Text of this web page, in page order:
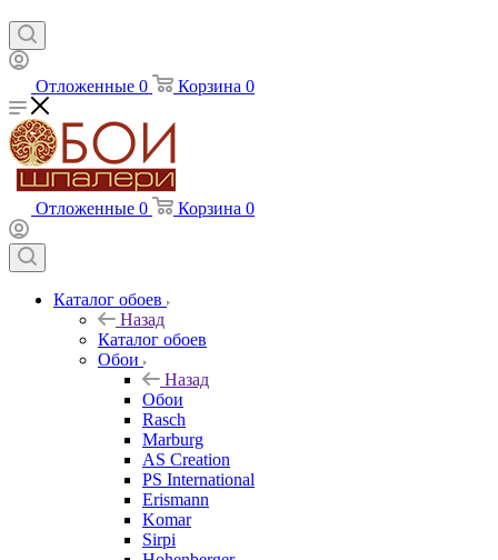
Отложенные 0 Корзина 0
Отложенные 0 Корзина 0
Каталог обоев
Назад
Каталог обоев
Обои
Назад
Обои
Rasch
Marburg
AS Creation
PS International
Erismann
Komar
Sirpi